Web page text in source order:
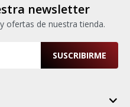
newsletter
ofertas de nuestra tienda.
SUSCRIBIRME